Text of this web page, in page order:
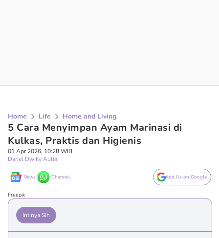
Home Life Home and Living
5 Cara Menyimpan Ayam Marinasi di
Kulkas, Praktis dan Higienis
01 Apr 2026, 10:28 WIB
Dariel Dwiky Aulia
News Channel Add Us on Google
Freepik
Intinya Sih